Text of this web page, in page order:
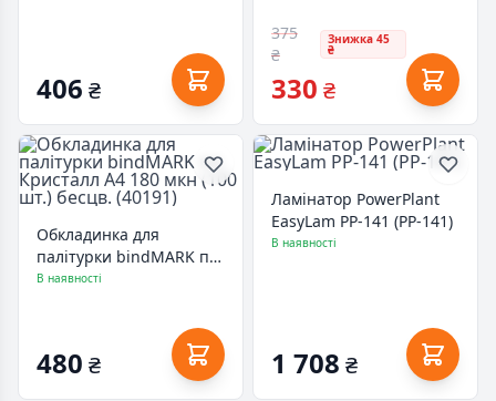
406 ₴
375
₴
Знижка 45
₴
330 ₴
Обкладинка для
палітурки bindMARK пл.
Кристалл А4 180 мкн
В наявності
480 ₴
Ламінатор PowerPlant
EasyLam PP-141 (PP-141)
В наявності
1 708 ₴